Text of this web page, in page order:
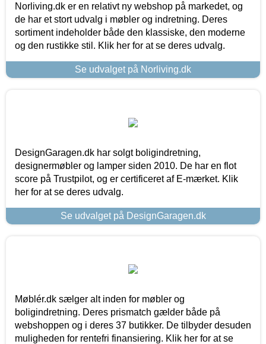
Norliving.dk er en relativt ny webshop på markedet, og
de har et stort udvalg i møbler og indretning. Deres
sortiment indeholder både den klassiske, den moderne
og den rustikke stil. Klik her for at se deres udvalg.
Se udvalget på Norliving.dk
DesignGaragen.dk har solgt boligindretning,
designermøbler og lamper siden 2010. De har en flot
score på Trustpilot, og er certificeret af E-mærket. Klik
her for at se deres udvalg.
Se udvalget på DesignGaragen.dk
Møblér.dk sælger alt inden for møbler og
boligindretning. Deres prismatch gælder både på
webshoppen og i deres 37 butikker. De tilbyder desuden
muligheden for rentefri finansiering. Klik her for at se